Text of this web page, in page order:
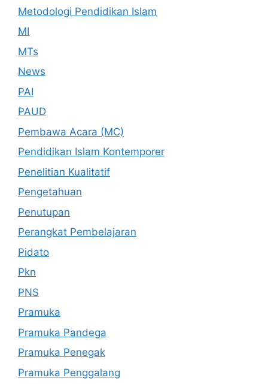
Metodologi Pendidikan Islam
MI
MTs
News
PAI
PAUD
Pembawa Acara (MC)
Pendidikan Islam Kontemporer
Penelitian Kualitatif
Pengetahuan
Penutupan
Perangkat Pembelajaran
Pidato
Pkn
PNS
Pramuka
Pramuka Pandega
Pramuka Penegak
Pramuka Penggalang